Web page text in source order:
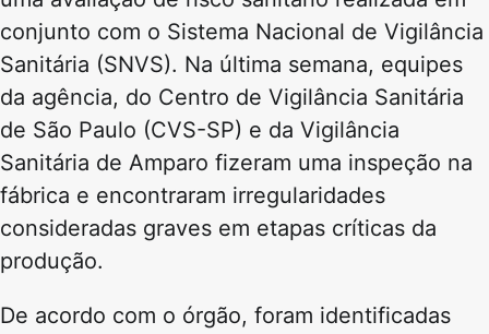
conjunto com o Sistema Nacional de Vigilância
Sanitária (SNVS). Na última semana, equipes
da agência, do Centro de Vigilância Sanitária
de São Paulo (CVS-SP) e da Vigilância
Sanitária de Amparo fizeram uma inspeção na
fábrica e encontraram irregularidades
consideradas graves em etapas críticas da
produção.
De acordo com o órgão, foram identificadas